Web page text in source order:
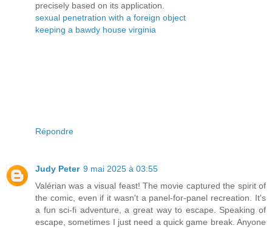
precisely based on its application.
sexual penetration with a foreign object
keeping a bawdy house virginia
Répondre
Judy Peter 9 mai 2025 à 03:55
Valérian was a visual feast! The movie captured the spirit of
the comic, even if it wasn't a panel-for-panel recreation. It's
a fun sci-fi adventure, a great way to escape. Speaking of
escape, sometimes I just need a quick game break. Anyone